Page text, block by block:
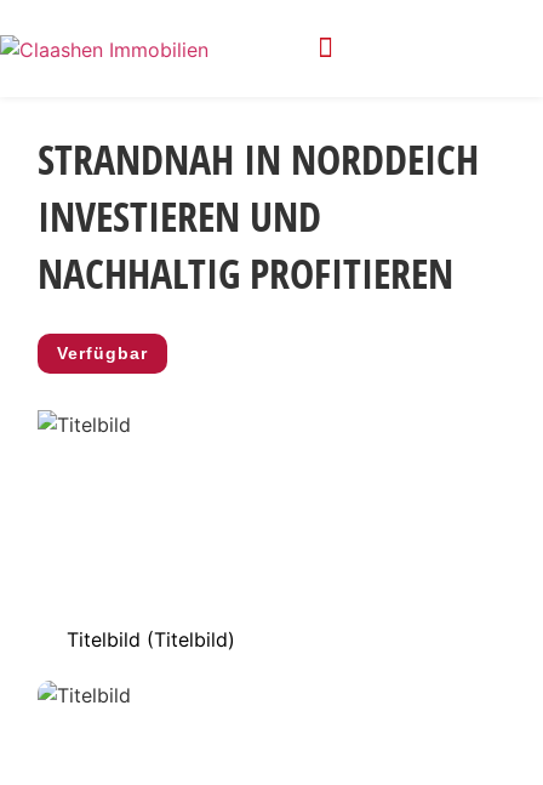
STRANDNAH IN NORDDEICH
INVESTIEREN UND
NACHHALTIG PROFITIEREN
Verfügbar
Titelbild (Titelbild)